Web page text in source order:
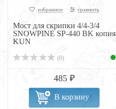
избранное сравнить
Мост для скрипки 4/4-3/4
SNOWPINE SP-440 BK копия
KUN
(0)
485 ₽
В корзину